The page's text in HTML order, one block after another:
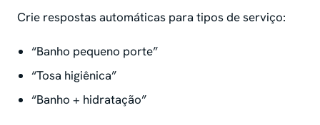
Crie respostas automáticas para tipos de serviço:
“Banho pequeno porte”
“Tosa higiênica”
“Banho + hidratação”